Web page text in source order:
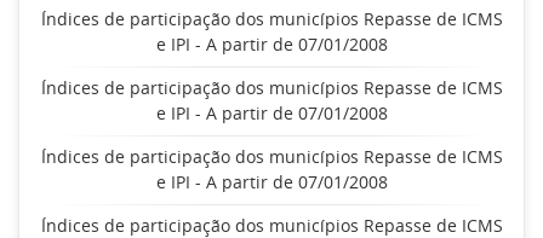
Índices de participação dos municípios Repasse de ICMS
e IPI - A partir de 07/01/2008
Índices de participação dos municípios Repasse de ICMS
e IPI - A partir de 07/01/2008
Índices de participação dos municípios Repasse de ICMS
e IPI - A partir de 07/01/2008
Índices de participação dos municípios Repasse de ICMS